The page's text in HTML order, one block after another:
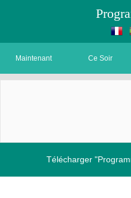
Maintenant Ce Soir
Télécharger